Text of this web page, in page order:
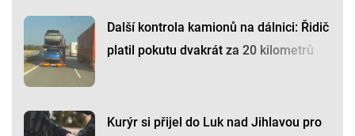
Další kontrola kamionů na dálnici: Řidič
platil pokutu dvakrát za 20 kilometrů
Kurýr si přijel do Luk nad Jihlavou pro